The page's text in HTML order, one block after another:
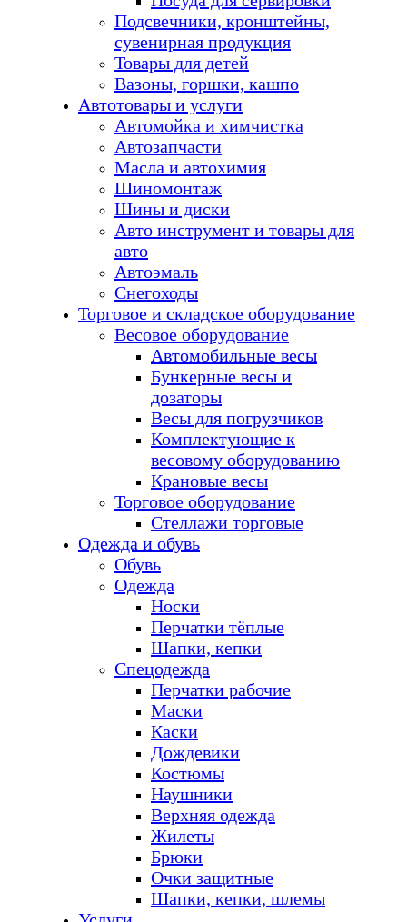
Подсвечники, кронштейны,
сувенирная продукция
Товары для детей
Вазоны, горшки, кашпо
Автотовары и услуги
Автомойка и химчистка
Автозапчасти
Масла и автохимия
Шиномонтаж
Шины и диски
Авто инструмент и товары для
авто
Автоэмаль
Снегоходы
Торговое и складское оборудование
Весовое оборудование
Автомобильные весы
Бункерные весы и
дозаторы
Весы для погрузчиков
Комплектующие к
весовому оборудованию
Крановые весы
Торговое оборудование
Стеллажи торговые
Одежда и обувь
Обувь
Одежда
Носки
Перчатки тёплые
Шапки, кепки
Спецодежда
Перчатки рабочие
Маски
Каски
Дождевики
Костюмы
Наушники
Верхняя одежда
Жилеты
Брюки
Очки защитные
Шапки, кепки, шлемы